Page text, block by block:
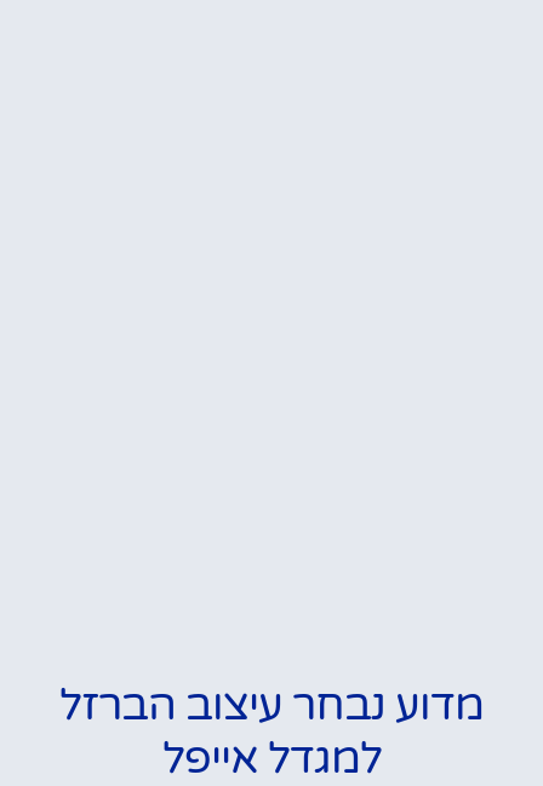
מדוע נבחר עיצוב הברזל
למגדל אייפל